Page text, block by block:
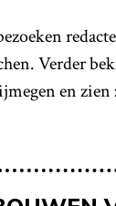
Verder
en zien